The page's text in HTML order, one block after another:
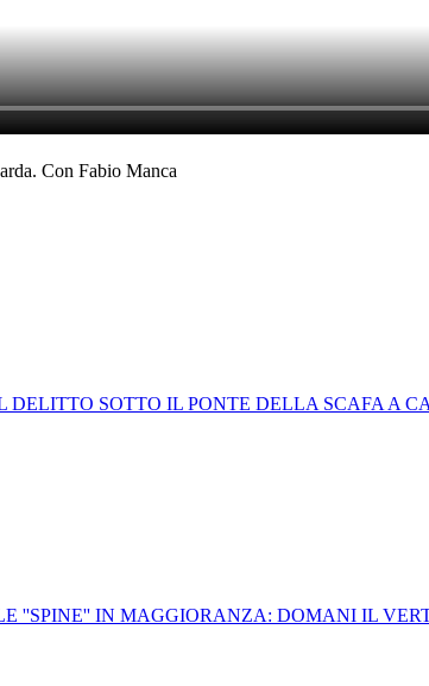
Con Fabio Manca
DELITTO SOTTO IL PONTE DELLA SCAFA A
''SPINE'' IN MAGGIORANZA: DOMANI IL